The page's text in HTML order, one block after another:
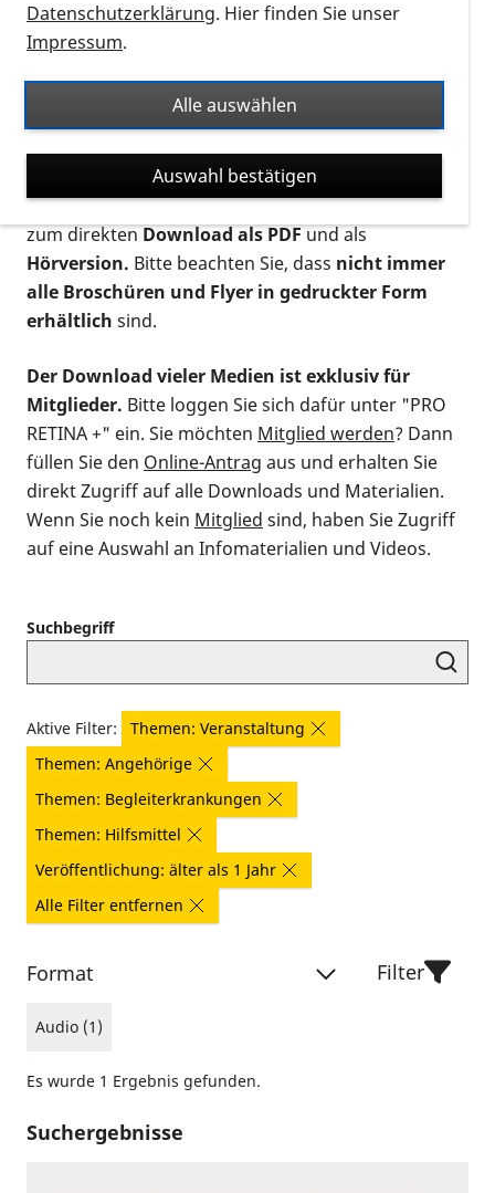
Auf dieser Seite finden Sie sämtliches Infomaterial
Ort. Nutzen Sie den Formatfilter, um ausschließlich
nach Flyern und Broschüren, Audios oder Videos zu
suchen. Die meisten Flyer und Broschüren werden in
verschiedenen Formaten angeboten: zur
postalischen Bestellung als gedruckte Variante
zum direktenDownload als PDFund als
Hörversion. Bitte beachten Sie, dass nicht immer
alle Broschüren und Flyer in gedruckter Form
erhältlich sind.
Der Download vieler Medien ist exklusiv für
Mitglieder. Bitte loggen Sie sich dafür unter "PRO
RETINA +" ein. Sie möchten Mitglied werden? Dann
füllen Sie den Online-Antrag aus und erhalten Sie
direkt Zugriff auf alle Downloads und Materialien.
Wenn Sie noch kein Mitglied sind, haben Sie Zugriff
auf eine Auswahl an Infomaterialien und Videos.
Suchbegriff
Aktive Filter:
Themen: Veranstaltung
Themen: Angehörige
Themen: Begleiterkrankungen
Themen: Hilfsmittel
Veröffentlichung: älter als 1 Jahr
Alle Filter entfernen
Format
Audio (1)
Filter
Es wurde 1 Ergebnis gefunden.
Suchergebnisse
Datenschutzerklärung. Hier finden Sie unser
Impressum.
Alle auswählen
Auswahl bestätigen